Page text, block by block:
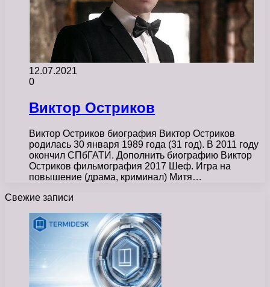
12.07.2021
0
Виктор Остриков
Виктор Остриков биография Виктор Остриков
родилась 30 января 1989 года (31 год). В 2011 году
окончил СПбГАТИ. Дополнить биографию Виктор
Остриков фильмография 2017 Шеф. Игра на
повышение (драма, криминал) Митя…
Свежие записи